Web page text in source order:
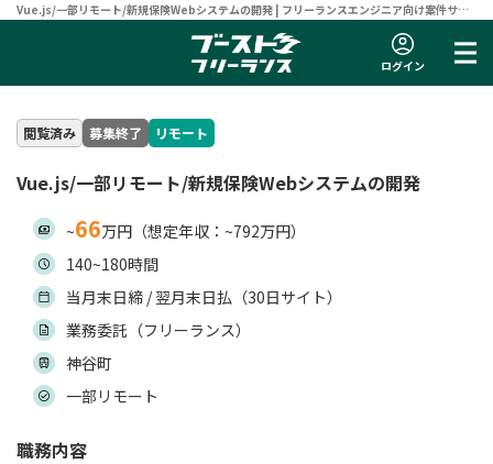
Vue.js/一部リモート/新規保険Webシステムの開発 | フリーランスエンジニア向け案件サイ
ログイン
閲覧済み 募集終了 リモート
Vue.js/一部リモート/新規保険Webシステムの開発
~66万円（想定年収：~792万円）
140~180時間
当月末日締 / 翌月末日払（30日サイト）
業務委託（フリーランス）
神谷町
一部リモート
職務内容